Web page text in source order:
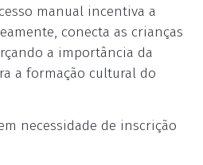
manual incentiva a
conecta as crianças
a importância da
a formação cultural do
necessidade de inscrição